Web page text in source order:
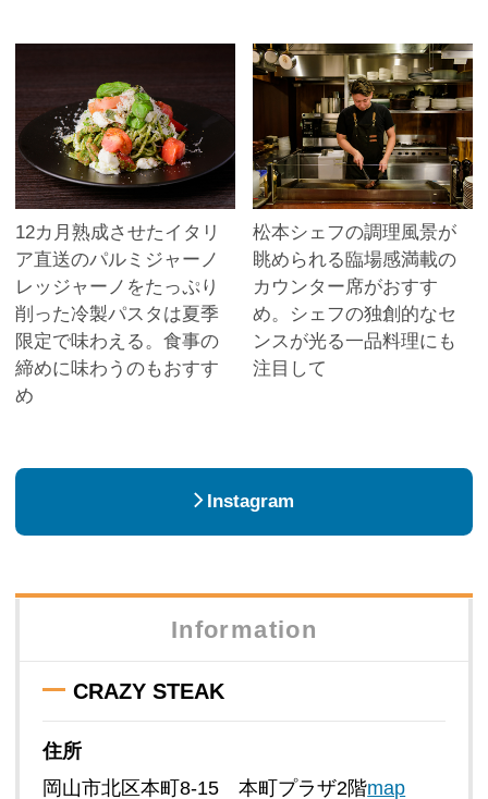
12カ月熟成させたイタリ
ア直送のパルミジャーノ
レッジャーノをたっぷり
削った冷製パスタは夏季
限定で味わえる。食事の
締めに味わうのもおすす
め
松本シェフの調理風景が
眺められる臨場感満載の
カウンター席がおすす
め。シェフの独創的なセ
ンスが光る一品料理にも
注目して
Instagram
Information
CRAZY STEAK
住所
岡山市北区本町8-15 本町プラザ2階map